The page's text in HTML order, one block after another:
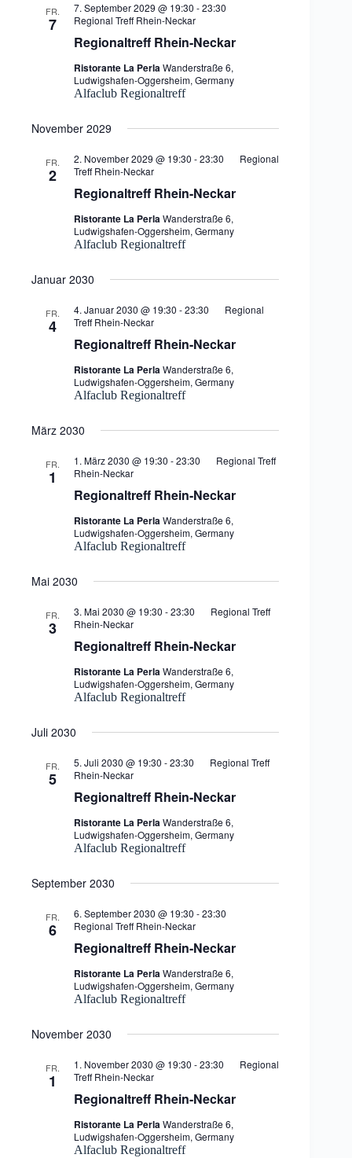
FR.
7
Regionaltreff Rhein-Neckar
7. September 2029 @ 19:30 -23:30
Regional Treff Rhein-Neckar
Ristorante La PerlaWanderstraße 6,
Ludwigshafen-Oggersheim, Germany
Alfaclub Regionaltreff
November 2029
FR.
2
Regionaltreff Rhein-Neckar
2. November 2029 @ 19:30 -23:30
Regional
Treff Rhein-Neckar
Ristorante La PerlaWanderstraße 6,
Ludwigshafen-Oggersheim, Germany
Alfaclub Regionaltreff
Januar 2030
FR.
4
Regionaltreff Rhein-Neckar
4. Januar 2030 @ 19:30 -23:30
Regional
Treff Rhein-Neckar
Ristorante La PerlaWanderstraße 6,
Ludwigshafen-Oggersheim, Germany
Alfaclub Regionaltreff
März 2030
FR.
1
Regionaltreff Rhein-Neckar
1. März 2030 @ 19:30 -23:30
Regional Treff
Rhein-Neckar
Ristorante La PerlaWanderstraße 6,
Ludwigshafen-Oggersheim, Germany
Alfaclub Regionaltreff
Mai 2030
FR.
3
Regionaltreff Rhein-Neckar
3. Mai 2030 @ 19:30 -23:30
Regional Treff
Rhein-Neckar
Ristorante La PerlaWanderstraße 6,
Ludwigshafen-Oggersheim, Germany
Alfaclub Regionaltreff
Juli 2030
FR.
5
Regionaltreff Rhein-Neckar
5. Juli 2030 @ 19:30 -23:30
Regional Treff
Rhein-Neckar
Ristorante La PerlaWanderstraße 6,
Ludwigshafen-Oggersheim, Germany
Alfaclub Regionaltreff
September 2030
FR.
6
Regionaltreff Rhein-Neckar
6. September 2030 @ 19:30 -23:30
Regional Treff Rhein-Neckar
Ristorante La PerlaWanderstraße 6,
Ludwigshafen-Oggersheim, Germany
Alfaclub Regionaltreff
November 2030
FR.
1
Regionaltreff Rhein-Neckar
1. November 2030 @ 19:30 -23:30
Regional
Treff Rhein-Neckar
Ristorante La PerlaWanderstraße 6,
Ludwigshafen-Oggersheim, Germany
Alfaclub Regionaltreff